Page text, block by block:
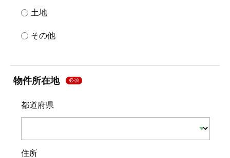
土地
その他
物件所在地 必須
都道府県
住所